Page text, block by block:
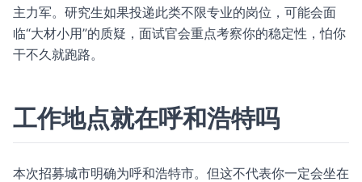
主力军。研究生如果投递此类不限专业的岗位，可能会面
临“大材小用”的质疑，面试官会重点考察你的稳定性，怕你
干不久就跑路。
工作地点就在呼和浩特吗
本次招募城市明确为呼和浩特市。但这不代表你一定会坐在